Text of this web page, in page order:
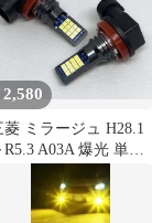
センスランプ 用 2個
新品
2,580
菱 ミラージュ H28.1
R5.3 A03A 爆光 単色
H11/H16 LED フォ
ランプ バルブ 球 2個
特注ハイパワー